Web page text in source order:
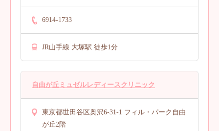
6914-1733
JR山手線 大塚駅 徒歩1分
自由が丘ミュゼルレディースクリニック
東京都世田谷区奥沢6-31-1 フィル・パーク自由
が丘2階